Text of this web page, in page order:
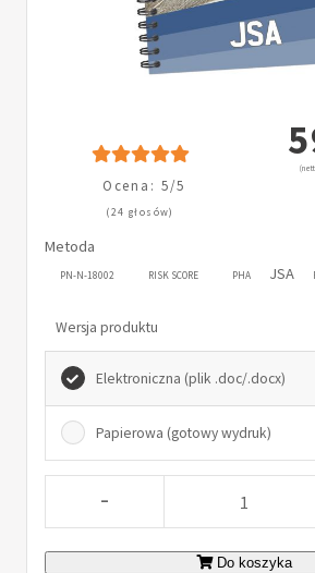
Ocena: 5/5
(24 głosów)
Metoda
PN-N-18002 RISK SCORE PHA JSA
Wersja produktu
Elektroniczna (plik .doc/.docx)
Papierowa (gotowy wydruk)
-
Do koszyka